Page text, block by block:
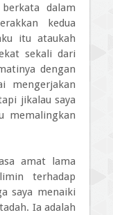
dalam
kedua
itu ataukah
sekali dari
dengan
mengerjakan
jikalau saya
memalingkan
amat lama
terhadap
saya menaiki
Ia adalah